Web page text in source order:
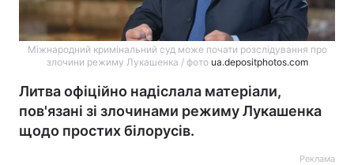
Міжнародний кримінальний суд може почати розслідування про
злочини режиму Лукашенка / фото ua.depositphotos.com
Литва офіційно надіслала матеріали,
пов'язані зі злочинами режиму Лукашенка
щодо простих білорусів.
Реклама